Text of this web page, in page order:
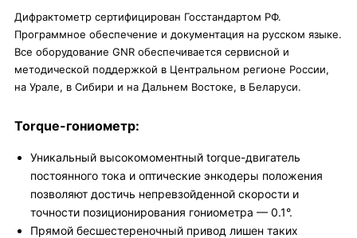
Дифрактометр сертифицирован Госстандартом РФ.
Программное обеспечение и документация на русском языке.
Все оборудование GNR обеспечивается сервисной и
методической поддержкой в Центральном регионе России,
на Урале, в Сибири и на Дальнем Востоке, в Беларуси.
Torque-гониометр:
Уникальный высокомоментный torque-двигатель
постоянного тока и оптические энкодеры положения
позволяют достичь непревзойденной скорости и
точности позиционирования гониометра — 0.1°.
Прямой бесшестереночный привод лишен таких